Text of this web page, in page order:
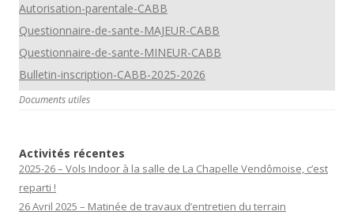
Autorisation-parentale-CABB
Questionnaire-de-sante-MAJEUR-CABB
Questionnaire-de-sante-MINEUR-CABB
Bulletin-inscription-CABB-2025-2026
Documents utiles
Activités récentes
2025-26 – Vols Indoor à la salle de La Chapelle Vendômoise, c’est
reparti !
26 Avril 2025 – Matinée de travaux d’entretien du terrain